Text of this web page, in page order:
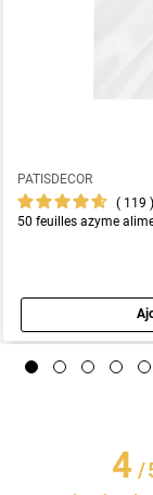
PATISDECOR
119
50 feuilles azyme
4/